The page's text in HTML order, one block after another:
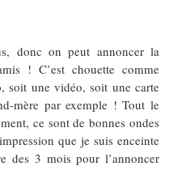
donc on peut annoncer la
! C’est chouette comme
soit une vidéo, soit une carte
mère par exemple ! Tout le
ce sont de bonnes ondes
que je suis enceinte
des 3 mois pour l’annoncer